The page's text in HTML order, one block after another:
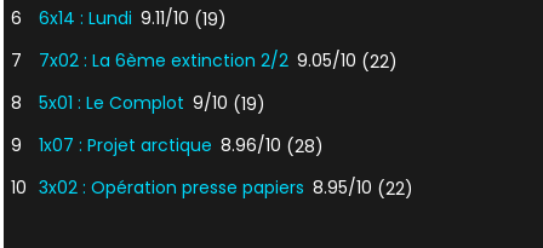
6
6x14 : Lundi 9.11/10 (19)
7
7x02 : La 6ème extinction 2/2 9.05/10 (22)
8
5x01 : Le Complot 9/10 (19)
9
1x07 : Projet arctique 8.96/10 (28)
10 3x02 : Opération presse papiers 8.95/10 (22)